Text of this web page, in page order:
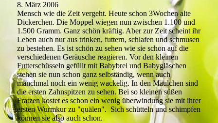
8. März 2006
Mensch wie die Zeit vergeht. Heute schon 3Wochen alte
Dickerchen. Die Moppel wiegen nun zwischen 1.100 und
1.500 Gramm. Ganz schön kräftig. Aber zur Zeit scheint ihr
Leben auch nur aus trinken, futtern, schlafen und schmusen
zu bestehen. Es ist schön zu sehen wie sie schon auf die
verschiedenen Geräusche reagieren. Vor den kleinen
Futterschüsseln gefüllt mit Babybrei und Babygläschen
stehen sie nun schon ganz selbständig, wenn auch
manchmal noch ein wenig wackelig. In den Mäulchen sind
die ersten Zahnspitzen zu sehen. Bei so kleinen süßen
Fratzen kostet es schon ein wenig überwindung sie mit ihrer
ersten Wurmkur zu "quälen". Sich schütteln und schimpfen
können sie also auch schon.